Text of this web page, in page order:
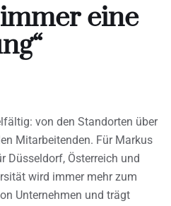
eine
von den Standorten über
Mitarbeitenden. Für Markus
Düsseldorf, Österreich und
wird immer mehr zum
Unternehmen und trägt